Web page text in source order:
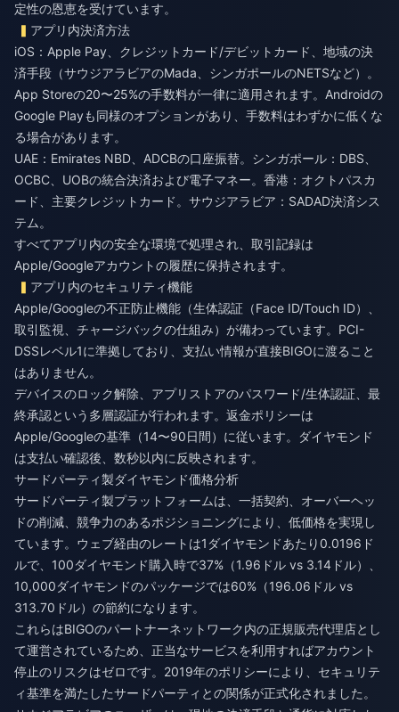
定性の恩恵を受けています。
アプリ内決済方法
iOS：Apple Pay、クレジットカード/デビットカード、地域の決
済手段（サウジアラビアのMada、シンガポールのNETSなど）。
App Storeの20〜25%の手数料が一律に適用されます。Androidの
Google Playも同様のオプションがあり、手数料はわずかに低くな
る場合があります。
UAE：Emirates NBD、ADCBの口座振替。シンガポール：DBS、
OCBC、UOBの統合決済および電子マネー。香港：オクトパスカ
ード、主要クレジットカード。サウジアラビア：SADAD決済シス
テム。
すべてアプリ内の安全な環境で処理され、取引記録は
Apple/Googleアカウントの履歴に保持されます。
アプリ内のセキュリティ機能
Apple/Googleの不正防止機能（生体認証（Face ID/Touch ID）、
取引監視、チャージバックの仕組み）が備わっています。PCI-
DSSレベル1に準拠しており、支払い情報が直接BIGOに渡ること
はありません。
デバイスのロック解除、アプリストアのパスワード/生体認証、最
終承認という多層認証が行われます。返金ポリシーは
Apple/Googleの基準（14〜90日間）に従います。ダイヤモンド
は支払い確認後、数秒以内に反映されます。
サードパーティ製ダイヤモンド価格分析
サードパーティ製プラットフォームは、一括契約、オーバーヘッ
ドの削減、競争力のあるポジショニングにより、低価格を実現し
ています。ウェブ経由のレートは1ダイヤモンドあたり0.0196ド
ルで、100ダイヤモンド購入時で37%（1.96ドル vs 3.14ドル）、
10,000ダイヤモンドのパッケージでは60%（196.06ドル vs
313.70ドル）の節約になります。
これらはBIGOのパートナーネットワーク内の正規販売代理店とし
て運営されているため、正当なサービスを利用すればアカウント
停止のリスクはゼロです。2019年のポリシーにより、セキュリテ
ィ基準を満たしたサードパーティとの関係が正式化されました。